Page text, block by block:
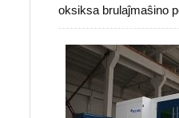
oksiksa brulaĵmaŝino